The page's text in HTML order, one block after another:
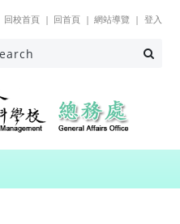
回校首頁 回首頁 網站導覽 登入